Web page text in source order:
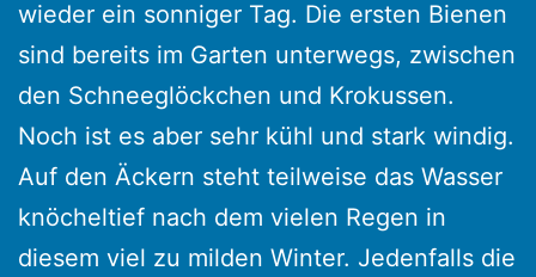
wieder ein sonniger Tag. Die ersten Bienen
sind bereits im Garten unterwegs, zwischen
den Schneeglöckchen und Krokussen.
Noch ist es aber sehr kühl und stark windig.
Auf den Äckern steht teilweise das Wasser
knöcheltief nach dem vielen Regen in
diesem viel zu milden Winter. Jedenfalls die